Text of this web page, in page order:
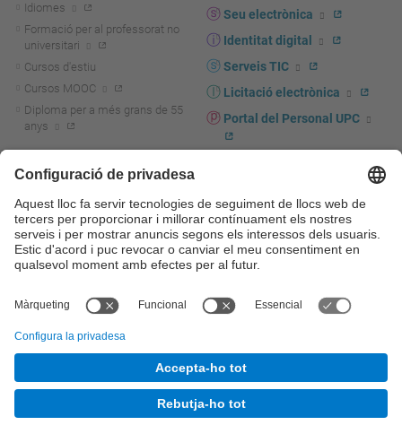
Idiomes
Formació per al professorat no
universitari
Cursos d'estiu
Cursos MOOC
Diploma per a més grans de 55
anys
Actualitat R+D+I
La recerca a la UPC
La transferència, l'emprenedoria i
la innovació a la UPC
Foment i suport a la recerca
transferència, l'emprenedoria i la
Serveis per a empreses
Seu electrònica
Identitat digital
Serveis TIC
Licitació electrònica
Portal del Personal UPC
UPCshop, marxandatge
Sala de premsa
Seguretat i salut
Autoprotecció i emergències
© UPC Universitat Politècnica de Catalunya - BarcelonaTech